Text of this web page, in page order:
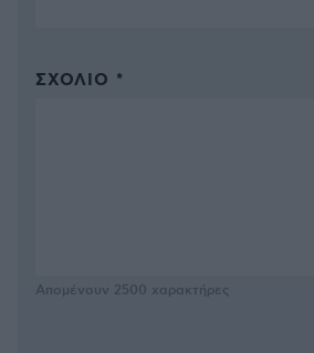
ΣΧΌΛΙΟ *
Απομένουν 2500 χαρακτήρες